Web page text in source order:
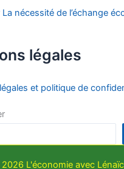
La nécessité de l’échange
légales
et politique de
L'économie avec